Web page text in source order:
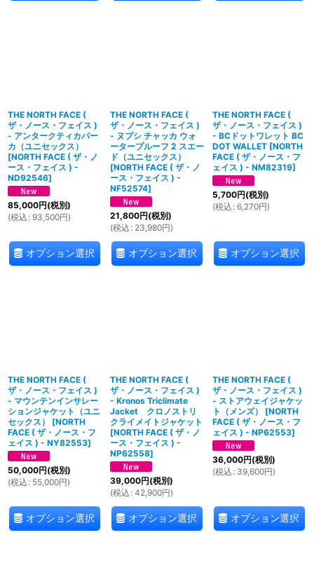
THE NORTH FACE (
ザ・ノース・フェイス )
- アンタークティカパー
カ（ユニセックス）
[NORTH FACE ( ザ・ノ
ース・フェイス ) -
ND92546]
85,000円(税別)
(税込 : 93,500円)
オプション選択
THE NORTH FACE (
ザ・ノース・フェイス )
- ヌプシ チャッカ ウォ
ータープルーフ 2 スエー
ド（ユニセックス）
[NORTH FACE ( ザ・ノ
ース・フェイス ) -
NF52574]
21,800円(税別)
(税込 : 23,980円)
オプション選択
THE NORTH FACE (
ザ・ノース・フェイス )
- BCドットワレット BC
DOT WALLET [NORTH
FACE ( ザ・ノース・フ
ェイス ) - NM82319]
5,700円(税別)
(税込 : 6,270円)
オプション選択
THE NORTH FACE (
ザ・ノース・フェイス )
- マウンテンインサレー
ションジャケット（ユニ
セックス）
[NORTH
FACE ( ザ・ノース・フ
ェイス ) - NY82553]
50,000円(税別)
(税込 : 55,000円)
オプション選択
THE NORTH FACE (
ザ・ノース・フェイス )
- Kronos Triclimate
Jacket クロノストリ
クライメイトジャケット
[NORTH FACE ( ザ・ノ
ース・フェイス ) -
NP62558]
39,000円(税別)
(税込 : 42,900円)
オプション選択
THE NORTH FACE (
ザ・ノース・フェイス )
- ストアウェイジャケッ
ト（メンズ）
[NORTH
FACE ( ザ・ノース・フ
ェイス ) - NP62553]
36,000円(税別)
(税込 : 39,600円)
オプション選択